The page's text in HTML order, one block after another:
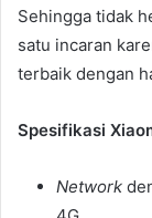
Sehingga tidak
satu incaran
terbaik dengan
Spesifikasi
Network